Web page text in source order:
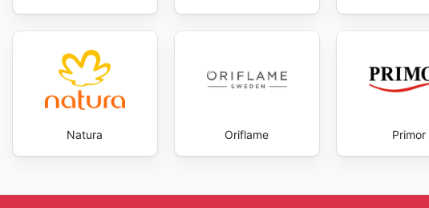
Natura Oriflame Primor